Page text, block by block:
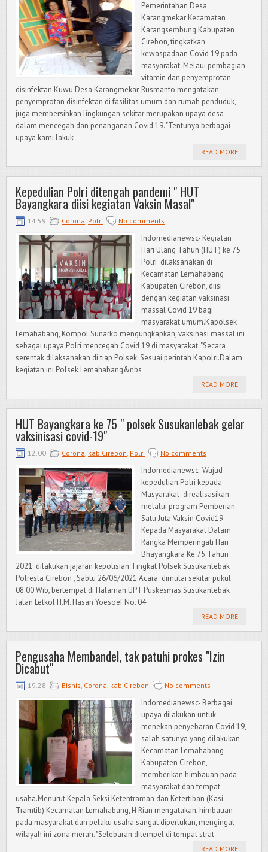
Pemerintahan Desa
Karangmekar Kecamatan
Karangsembung Kabupaten
Cirebon, tingkatkan
kewaspadaan Covid 19 pada
masyarakat. Melaui pembagian
vitamin dan penyemprotan
disinfektan.Kuwu Desa Karangmekar, Rusmanto mengatakan,
penyemprotan disinfektan di fasilitas umum dan rumah penduduk,
juga membersihkan lingkungan sekitar merupakan upaya desa
dalam mencegah dan penanganan Covid 19. "Tentunya berbagai
upaya kami lakuk
READ MORE
Kepedulian Polri ditengah pandemi " HUT
Bayangkara diisi kegiatan Vaksin Masal"
14.59 Corona, Polri No comments
Indomedianewsc- Kegiatan
Hari Ulang Tahun (HUT) ke 75
Polri dilaksanakan di
Kecamatan Lemahabang
Kabupaten Cirebon, diisi
dengan kegiatan vaksinasi
massal Covid 19 bagi
masyarakat umum.Kapolsek
Lemahabang, Kompol Sunarko mengungkapkan, vaksinasi massal ini
sebagai upaya Polri mencegah Covid 19 di masyarakat. "Secara
serentak dilaksanakan di tiap Polsek. Sesuai perintah Kapolri.Dalam
kegiatan ini Polsek Lemahabang&nbs
READ MORE
HUT Bayangkara ke 75 " polsek Susukanlebak gelar
vaksinisasi covid-19"
12.00 Corona, kab Cirebon, Polri No comments
Indomedianewsc- Wujud
kepedulian Polri kepada
Masyarakat direalisasikan
melalui program Pemberian
Satu Juta Vaksin Covid19
Kepada Masyarakat Dalam
Rangka Memperingati Hari
Bhayangkara Ke 75 Tahun
2021 dilakukan jajaran kepolisian Tingkat Polsek Susukanlebak
Polresta Cirebon , Sabtu 26/06/2021.Acara dimulai sekitar pukul
08.00 Wib, bertempat di Halaman UPT Puskesmas Susukanlebak
Jalan Letkol H.M. Hasan Yoesoef No. 04
READ MORE
Pengusaha Membandel, tak patuhi prokes "Izin
Dicabut"
19.28 Bisnis, Corona, kab Cirebon No comments
Indomedianewsc- Berbagai
upaya dilakukan untuk
menekan penyebaran Covid 19,
salah satunya yang dilakukan
Kecamatan Lemahabang
Kabupaten Cirebon,
memberikan himbauan pada
masyarakat dan tempat
usaha.Menurut Kepala Seksi Ketentraman dan Ketertiban (Kasi
Tramtib) Kecamatan Lemahabang, H Rian mengatakan, himbauan
pada masyarakat dan pelaku usaha sangat diperlukan, mengingat
wilayah ini zona merah. "Selebaran ditempel di tempat strat
READ MORE